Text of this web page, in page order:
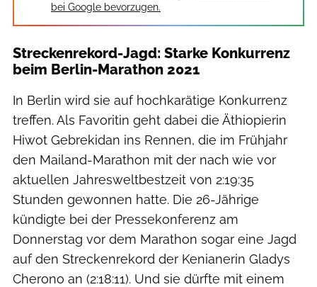
bei Google bevorzugen.
Streckenrekord-Jagd: Starke Konkurrenz
beim Berlin-Marathon 2021
In Berlin wird sie auf hochkarätige Konkurrenz
treffen. Als Favoritin geht dabei die Äthiopierin
Hiwot Gebrekidan ins Rennen, die im Frühjahr
den Mailand-Marathon mit der nach wie vor
aktuellen Jahresweltbestzeit von 2:19:35
Stunden gewonnen hatte. Die 26-Jährige
kündigte bei der Pressekonferenz am
Donnerstag vor dem Marathon sogar eine Jagd
auf den Streckenrekord der Kenianerin Gladys
Cherono an (2:18:11). Und sie dürfte mit einem